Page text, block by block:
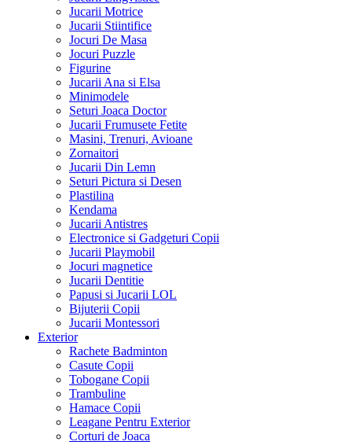
Jucarii Motrice
Jucarii Stiintifice
Jocuri De Masa
Jocuri Puzzle
Figurine
Jucarii Ana si Elsa
Minimodele
Seturi Joaca Doctor
Jucarii Frumusete Fetite
Masini, Trenuri, Avioane
Zornaitori
Jucarii Din Lemn
Seturi Pictura si Desen
Plastilina
Kendama
Jucarii Antistres
Electronice si Gadgeturi Copii
Jucarii Playmobil
Jocuri magnetice
Jucarii Dentitie
Papusi si Jucarii LOL
Bijuterii Copii
Jucarii Montessori
Exterior
Rachete Badminton
Casute Copii
Tobogane Copii
Trambuline
Hamace Copii
Leagane Pentru Exterior
Corturi de Joaca